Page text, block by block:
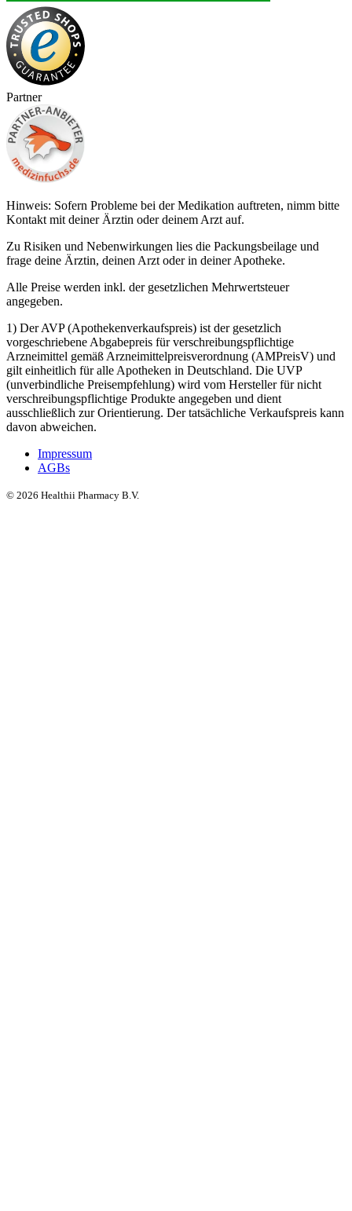
Partner
Hinweis: Sofern Probleme bei der Medikation auftreten, nimm bitte
Kontakt mit deiner Ärztin oder deinem Arzt auf.
Zu Risiken und Nebenwirkungen lies die Packungsbeilage und
frage deine Ärztin, deinen Arzt oder in deiner Apotheke.
Alle Preise werden inkl. der gesetzlichen Mehrwertsteuer
angegeben.
1) Der AVP (Apothekenverkaufspreis) ist der gesetzlich
vorgeschriebene Abgabepreis für verschreibungspflichtige
Arzneimittel gemäß Arzneimittelpreisverordnung (AMPreisV) und
gilt einheitlich für alle Apotheken in Deutschland. Die UVP
(unverbindliche Preisempfehlung) wird vom Hersteller für nicht
verschreibungspflichtige Produkte angegeben und dient
ausschließlich zur Orientierung. Der tatsächliche Verkaufspreis kann
davon abweichen.
Impressum
AGBs
© 2026 Healthii Pharmacy B.V.